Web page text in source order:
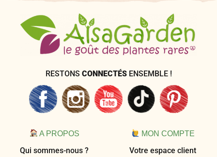
RESTONS CONNECTÉS ENSEMBLE !
A PROPOS
Qui sommes-nous ?
MON COMPTE
Votre espace client